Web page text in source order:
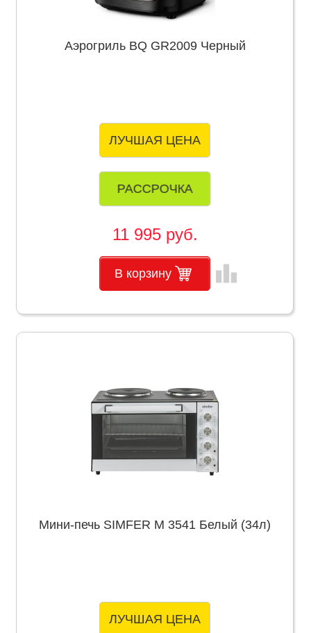
Аэрогриль BQ GR2009 Черный
ЛУЧШАЯ ЦЕНА
РАССРОЧКА
11 995 руб.
В корзину leaderboard
Мини-печь SIMFER M 3541 Белый (34л)
ЛУЧШАЯ ЦЕНА